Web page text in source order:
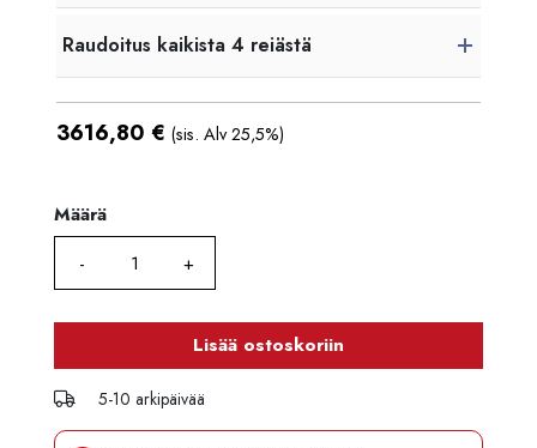
Raudoitus kaikista 4 reiästä
3616,80 € (sis. Alv 25,5%)
Määrä
Määrä
Lisää ostoskoriin
5-10 arkipäivää